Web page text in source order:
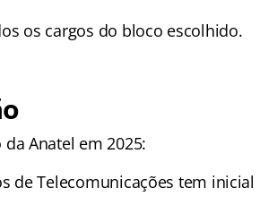
os cargos do bloco escolhido.
Anatel em 2025:
de Telecomunicações tem inicial